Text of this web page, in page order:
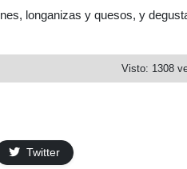
longanizas y quesos, y
Visto: 1308
Twitter